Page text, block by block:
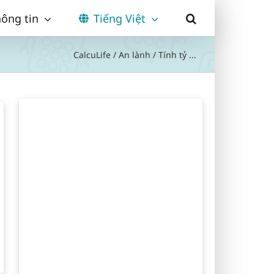
tin Tiếng Việt
CalcuLife / An lành / Tính tỷ ...